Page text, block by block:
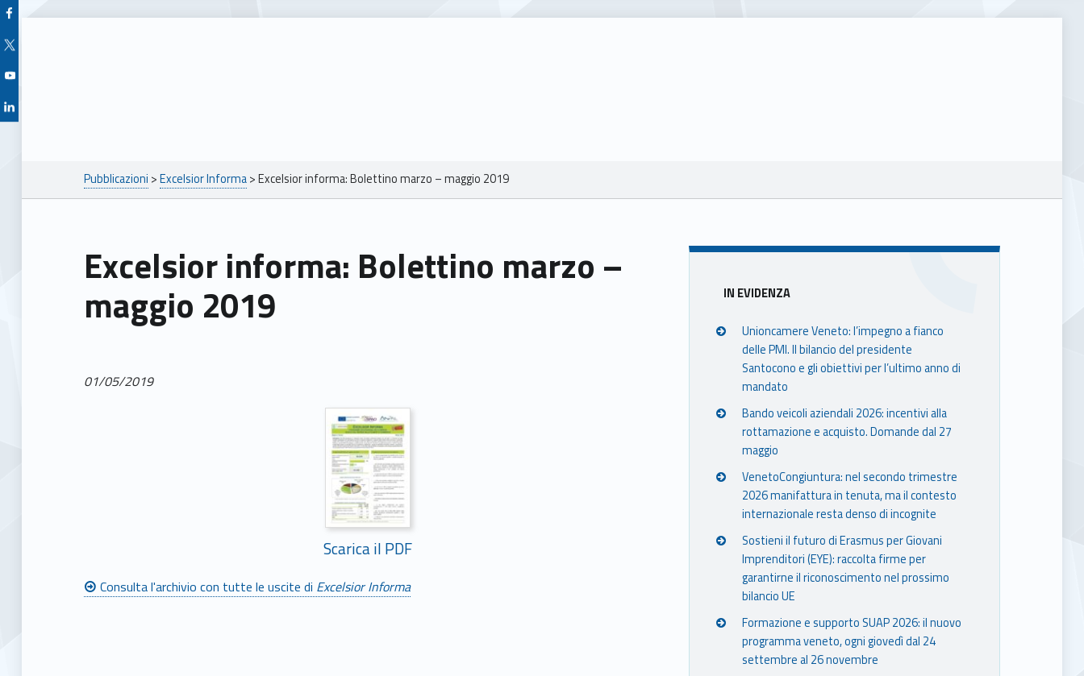
Facebook Unioncamere Veneto
Twitter Unioncamere Veneto
Youtube Unioncamere Veneto
Linkedin Unioncamere Veneto
Breadcrumbs navigation
Pubblicazioni >Excelsior Informa>Excelsior informa: Bolettino marzo – maggio 2019
Excelsior informa: Bolettino marzo –
maggio 2019
01/05/2019
Scarica il PDF
Consulta l'archivio con tutte le uscite di Excelsior Informa
Skip back to main navigation
Sidebar
IN EVIDENZA
Unioncamere Veneto: l’impegno a fianco
delle PMI. Il bilancio del presidente
Santocono e gli obiettivi per l’ultimo anno di
mandato
Bando veicoli aziendali 2026: incentivi alla
rottamazione e acquisto. Domande dal 27
maggio
VenetoCongiuntura: nel secondo trimestre
2026 manifattura in tenuta, ma il contesto
internazionale resta denso di incognite
Sostieni il futuro di Erasmus per Giovani
Imprenditori (EYE): raccolta firme per
garantirne il riconoscimento nel prossimo
bilancio UE
Formazione e supporto SUAP 2026: il nuovo
programma veneto, ogni giovedì dal 24
settembre al 26 novembre